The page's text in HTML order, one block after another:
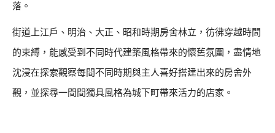
落。
街道上江戶、明治、大正、昭和時期房舍林立，彷彿穿越時間
的束縛，能感受到不同時代建築風格帶來的懷舊氛圍，盡情地
沈浸在探索觀察每間不同時期與主人喜好搭建出來的房舍外
觀，並探尋一間間獨具風格為城下町帶來活力的店家。